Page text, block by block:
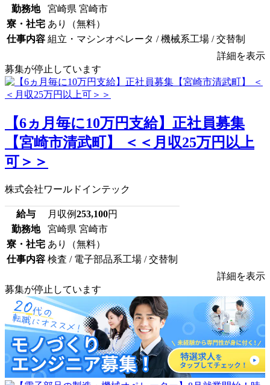
勤務地
宮崎県 宮崎市
寮・社宅 あり（無料）
仕事内容 組立・マシンオペレータ / 機械系工場 / 交替制
詳細を表示
募集が停止しています
【6ヵ月毎に10万円支給】正社員募集
【宮崎市清武町】 ＜＜月収25万円以上
可＞＞
株式会社ワールドインテック
給与 月収例253,100円
勤務地
宮崎県 宮崎市
寮・社宅 あり（無料）
仕事内容 検査 / 電子部品系工場 / 交替制
詳細を表示
募集が停止しています